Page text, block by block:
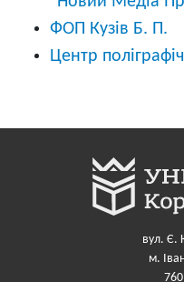
ФОП Кузів Б. П.
Центр
вул. Є.
м.